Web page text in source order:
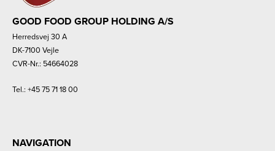
GOOD FOOD GROUP HOLDING A/S
Herredsvej 30 A
DK-7100 Vejle
CVR-Nr.: 54664028
Tel.: +45 75 71 18 00
NAVIGATION